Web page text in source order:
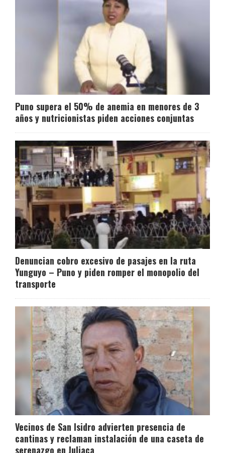
Puno supera el 50% de anemia en menores de 3
años y nutricionistas piden acciones conjuntas
Denuncian cobro excesivo de pasajes en la ruta
Yunguyo – Puno y piden romper el monopolio del
transporte
Vecinos de San Isidro advierten presencia de
cantinas y reclaman instalación de una caseta de
serenazgo en Juliaca